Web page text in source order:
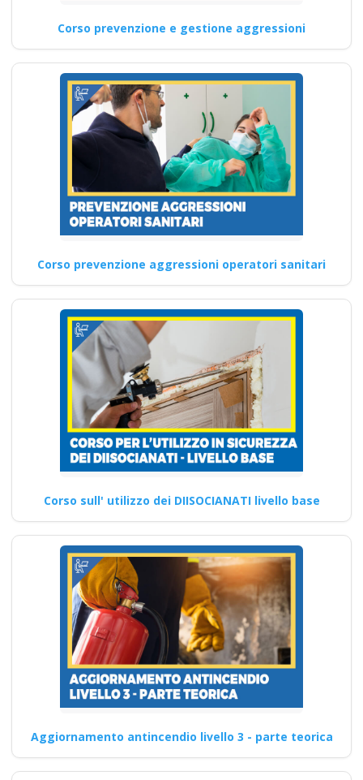
Corso prevenzione e gestione aggressioni
Corso prevenzione aggressioni operatori sanitari
Corso sull' utilizzo dei DIISOCIANATI livello base
Aggiornamento antincendio livello 3 - parte teorica